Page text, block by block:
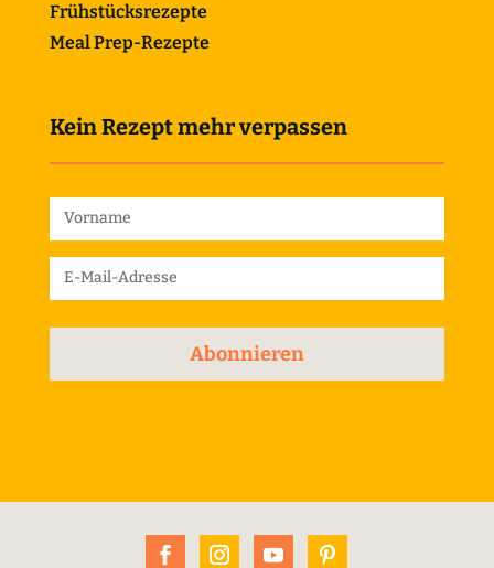
Frühstücksrezepte
Meal Prep-Rezepte
Kein Rezept mehr verpassen
Abonnieren